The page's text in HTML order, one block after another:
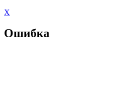
X
Ошибка